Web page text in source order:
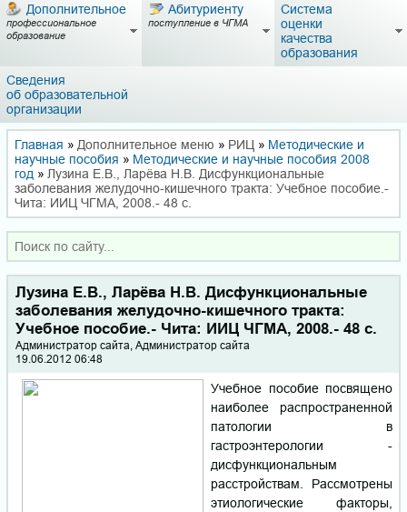
Дополнительное
профессиональное
образование
Абитуриенту
поступление в ЧГМА
Система
оценки
качества
образования
Сведения
об образовательной
организации
Главная » Дополнительное меню » РИЦ » Методические и
научные пособия » Методические и научные пособия 2008
год » Лузина Е.В., Ларёва Н.В. Дисфункциональные
заболевания желудочно-кишечного тракта: Учебное пособие.-
Чита: ИИЦ ЧГМА, 2008.- 48 с.
Лузина Е.В., Ларёва Н.В. Дисфункциональные
заболевания желудочно-кишечного тракта:
Учебное пособие.- Чита: ИИЦ ЧГМА, 2008.- 48 с.
Администратор сайта, Администратор сайта
19.06.2012 06:48
Учебное пособие посвящено
наиболее распространенной
патологии в
гастроэнтерологии -
дисфункциональным
расстройствам. Рассмотрены
этиологические факторы,